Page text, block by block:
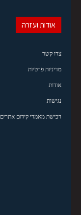
אודות ועזרה
צרו קשר
מדיניות פרטיות
אודות
נגישות
רכישת מאמרי קידום אתרים